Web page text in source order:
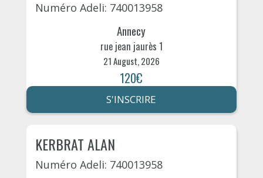
Numéro Adeli: 740013958
Annecy
rue jean jaurès 1
21 August, 2026
120€
S'INSCRIRE
KERBRAT ALAN
Numéro Adeli: 740013958